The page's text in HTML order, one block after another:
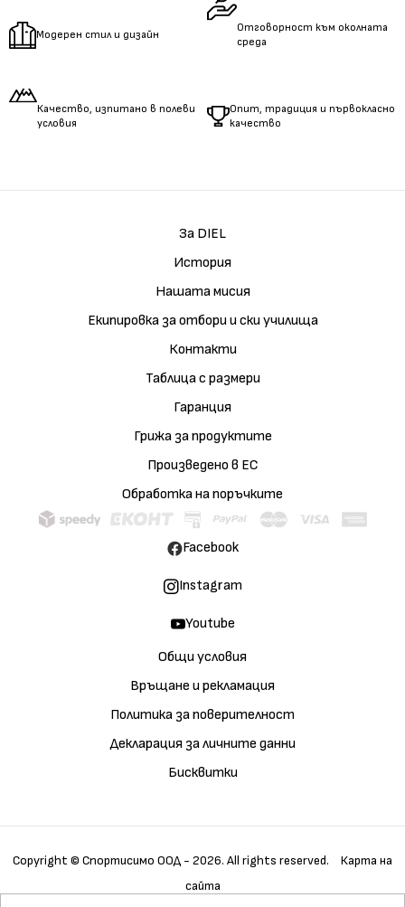
Модерен стил и дизайн
Отговорност към околната
среда
Качество, изпитано в полеви
условия
Опит, традиция и първокласно
качество
За DIEL
История
Нашата мисия
Екипировка за отбори и ски училища
Контакти
Таблица с размери
Гаранция
Грижа за продуктите
Произведено в ЕС
Обработка на поръчките
Общи условия
Връщане и рекламация
Политика за поверителност
Декларация за личните данни
Бисквитки
Facebook
Instagram
Youtube
Copyright © Спортисимо ООД - 2026. All rights reserved.
Карта на
сайта